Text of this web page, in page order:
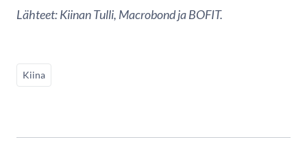
Lähteet: Kiinan Tulli, Macrobond ja BOFIT.
Kiina